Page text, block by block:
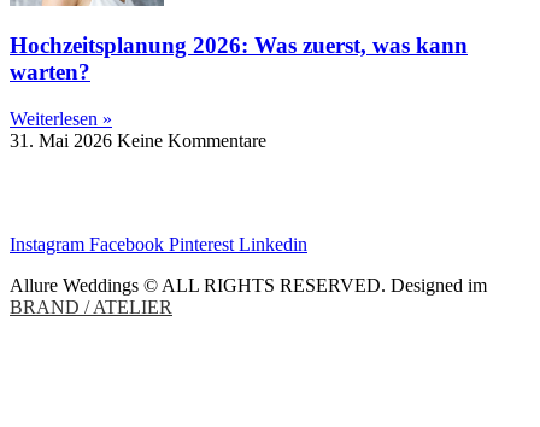
Hochzeitsplanung 2026: Was zuerst, was kann
warten?
Weiterlesen »
31. Mai 2026 Keine Kommentare
Instagram Facebook Pinterest Linkedin
Allure Weddings © ALL RIGHTS RESERVED. Designed im
BRAND / ATELIER